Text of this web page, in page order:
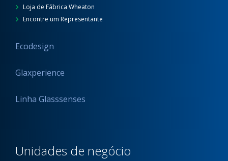
Loja de Fábrica Wheaton
Encontre um Representante
Ecodesign
Glaxperience
Linha Glasssenses
Unidades de negócio